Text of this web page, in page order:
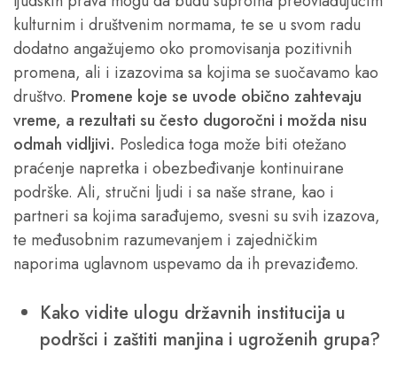
kulturnim i društvenim normama, te se u svom radu
dodatno angažujemo oko promovisanja pozitivnih
promena, ali i izazovima sa kojima se suočavamo kao
društvo. Promene koje se uvode obično zahtevaju
vreme, a rezultati su često dugoročni i možda nisu
odmah vidljivi. Posledica toga može biti otežano
praćenje napretka i obezbeđivanje kontinuirane
podrške. Ali, stručni ljudi i sa naše strane, kao i
partneri sa kojima sarađujemo, svesni su svih izazova,
te međusobnim razumevanjem i zajedničkim
naporima uglavnom uspevamo da ih prevaziđemo.
Kako vidite ulogu državnih institucija u
podršci i zaštiti manjina i ugroženih grupa?